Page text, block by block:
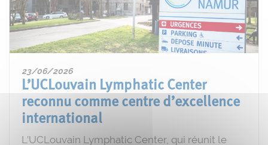
23/06/2026
L’UCLouvain Lymphatic Center
reconnu comme centre d’excellence
international
L’UCLouvain Lymphatic Center, qui réunit le